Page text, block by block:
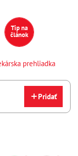
Tip na
článok
prehliadka
Pridať